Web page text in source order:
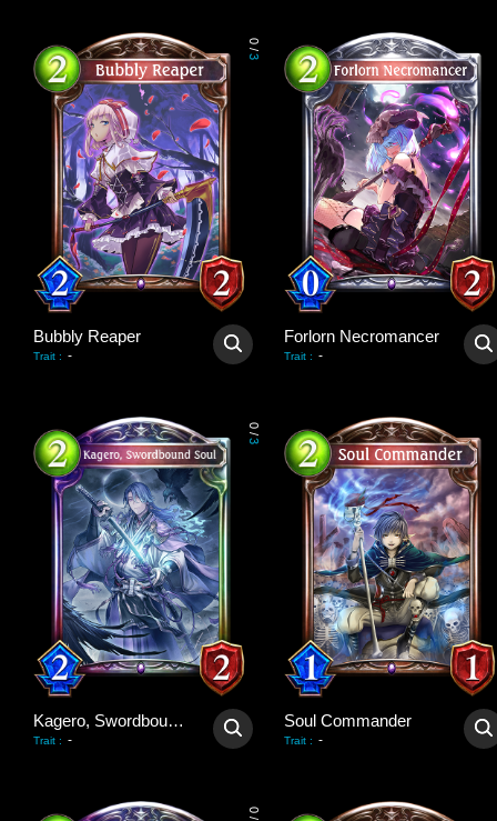
0
/
3
Bubbly Reaper
Trait : -
Forlorn Necromancer
Trait : -
0
/
3
Kagero, Swordbound Soul
Trait : -
Soul Commander
Trait : -
0
/